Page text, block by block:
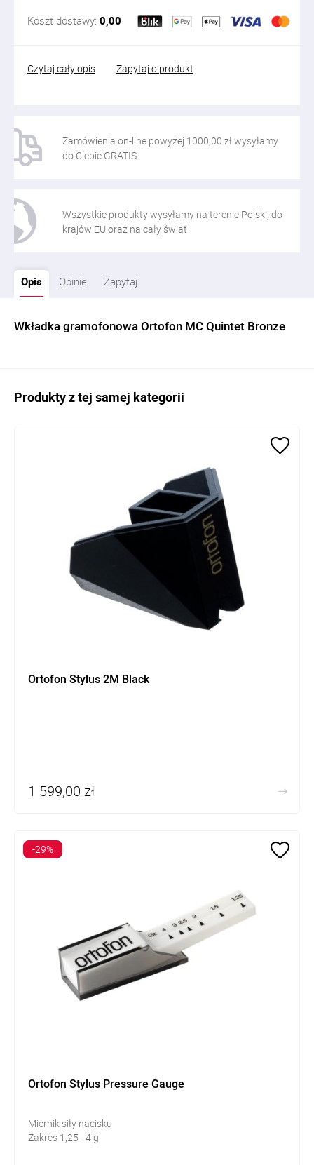
Koszt dostawy: 0,00
Czytaj cały opis Zapytaj o produkt
Zamówienia on-line powyżej 1000,00 zł wysyłamy
do Ciebie GRATIS
Wszystkie produkty wysyłamy na terenie Polski, do
krajów EU oraz na cały świat
Opis Opinie Zapytaj
Wkładka gramofonowa Ortofon MC Quintet Bronze
Produkty z tej samej kategorii
Ortofon Stylus 2M Black
1 599,00 zł
Ortofon Stylus Pressure Gauge
Miernik siły nacisku
Zakres 1,25 - 4 g
-29%